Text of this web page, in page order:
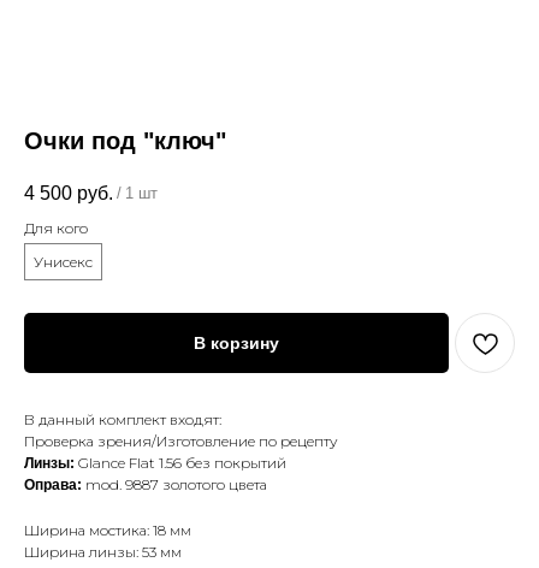
Очки под "ключ"
4 500 руб. / 1 шт
Для кого
Унисекс
В корзину
В данный комплект входят:
Проверка зрения/Изготовление по рецепту
Линзы: Glance Flat 1.56 без покрытий
Оправа: mod. 9887 золотого цвета
Ширина мостика: 18 мм
Ширина линзы: 53 мм